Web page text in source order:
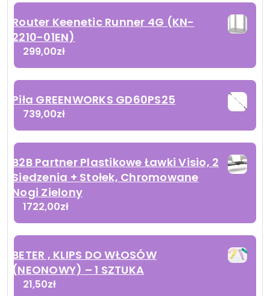
Router Keenetic Runner 4G (KN-
2210-01EN)
299,00zł
Piła GREENWORKS GD60PS25
739,00zł
B2B Partner Plastikowe Ławki Visio, 2
Siedzenia + Stołek, Chromowane
Nogi Zielony
1722,00zł
BETER , KLIPS DO WŁOSÓW
(NEONOWY) – 1 SZTUKA
21,50zł